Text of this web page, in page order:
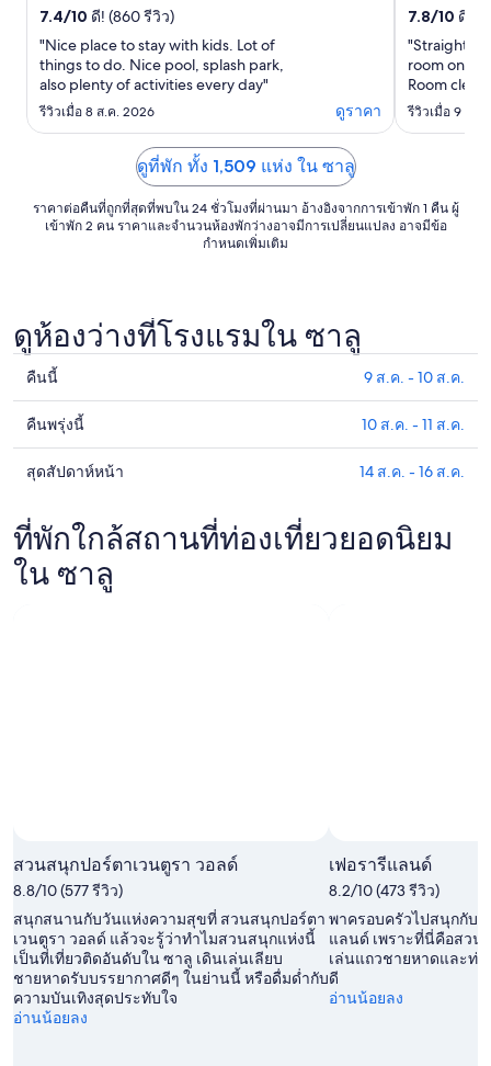
7.4/10 ดี! (860 รีวิว)
"Nice place to stay with kids. Lot of
things to do. Nice pool, splash park,
also plenty of activities every day"
รีวิวเมื่อ 8 ส.ค. 2026 ดูราคา
7.8/10 ดี!
room on
Room
Balcony
the rooftop
รีวิวเมื่อ 9 ส.ค
ดูที่พัก ทั้ง 1,509 แห่ง ใน ซาลู
ราคาต่อคืนที่ถูกที่สุดที่พบใน 24 ชั่วโมงที่ผ่านมา อ้างอิงจากการเข้าพัก 1 คืน ผู้
เข้าพัก 2 คน ราคาและจำนวนห้องพักว่างอาจมีการเปลี่ยนแปลง อาจมีข้อ
กำหนดเพิ่มเติม
ดูห้องว่างที่โรงแรมใน ซาลู
ดูรา
คา
ที่พัก
ใน
ซาลู
สำหรับ
คืน
นี้,
คืนนี้ 9 ส.ค. - 10 ส.ค.
ดูรา
คา
ที่พัก
ซาลู
สำหรับ
คืน
คืนพรุ่งนี้ 10 ส.ค. - 11 ส.ค.
ดูรา
ที่พัก
ใน
ซาลู
สุดสัปดาห์หน้า 14 ส.ค. - 16 ส.ค.
ที่พักใกล้สถานที่ท่องเที่ยวยอดนิยม
ใน ซาลู
สวนสนุกปอร์ตาเวนตูรา วอลด์
8.8/10 (577 รีวิว)
สนุกสนานกับวันแห่งความสุขที่ สวนสนุกปอร์ตา
เวนตูรา วอลด์ แล้วจะรู้ว่าทำไมสวนสนุกแห่งนี้
เป็นที่เที่ยวติดอันดับใน ซาลู เดินเล่นเลียบ
ชายหาดรับบรรยากาศดีๆ ในย่านนี้ หรือดื่มด่ำกับ
ความบันเทิงสุดประทับใจ
อ่านน้อยลง
เฟอรารีแลนด์
8.2/10 (473 รีวิว)
พาครอบครัวไปสนุกกับเ
แลนด์ เพราะที่นี่คือสวน
เล่นแถวชายหาดและท่
ดี
อ่านน้อยลง